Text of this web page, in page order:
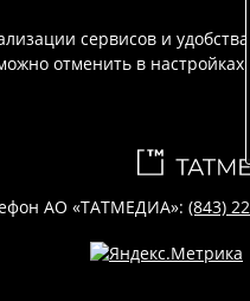
сервисов и удобства
отменить в настройках
АО «ТАТМЕДИА»: (843)